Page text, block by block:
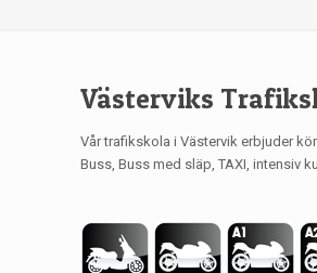
Västerviks
Vår trafikskola i Västervik erbjuder
Buss, Buss med släp, TAXI, intensiv